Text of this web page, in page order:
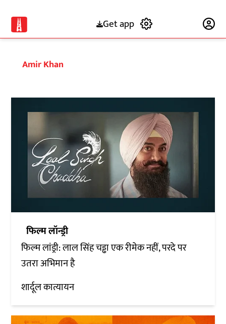
Get app
Amir Khan
फिल्म लॉन्ड्री
फिल्म लांड्री: लाल सिंह चड्ढा एक रीमेक नहीं, परदे पर
उतरा अभिमान है
शार्दूल कात्यायन